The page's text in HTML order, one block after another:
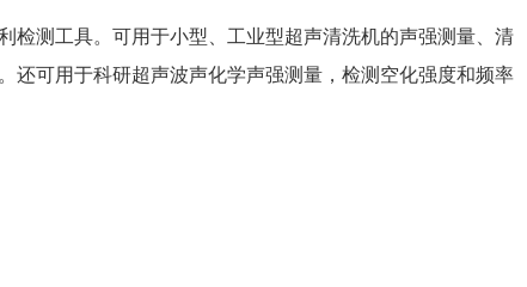
测工具。可用于小型、工业型超声清洗机的声强测量、清
还可用于科研超声波声化学声强测量，检测空化强度和频率